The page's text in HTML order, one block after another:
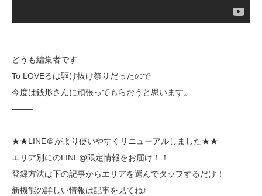
——–
どうも編集者です
To LOVEるは駆け抜け祭りだったので
今度は銭形さんに頑張ってもらおうと思います。
——–
★★LINE＠がより使いやすくリニューアルしました★★
エリア別にのLINE@限定情報をお届け！！
登録方法は下の記事からエリアを選んでタップするだけ！
新機能の詳しい情報は記事を見てね♪